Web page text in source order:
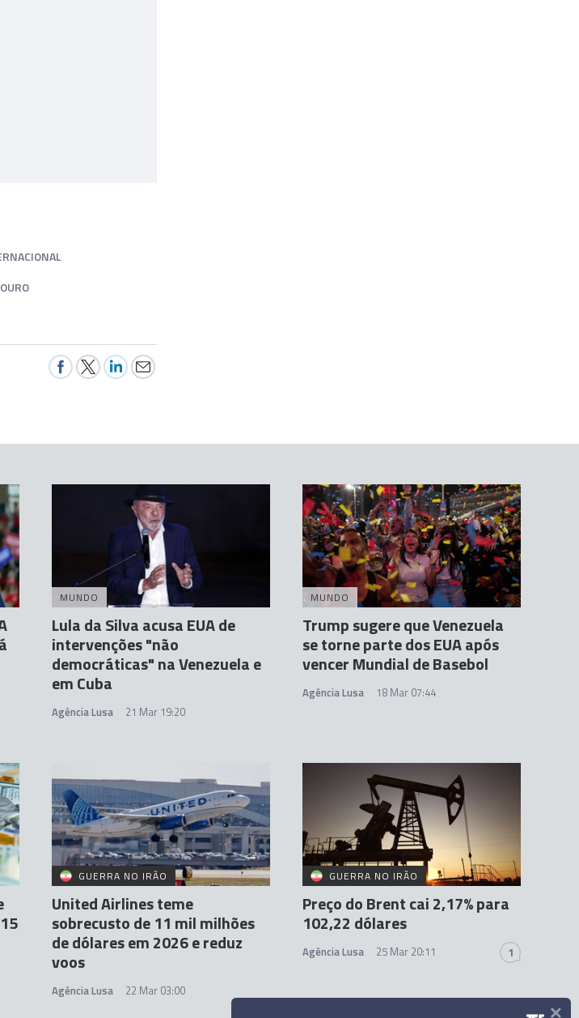
MUNDO
Lula da Silva acusa EUA de
intervenções "não
democráticas" na Venezuela e
em Cuba
Agência Lusa 21 Mar 19:20
MUNDO
Trump sugere que Venezuela
se torne parte dos EUA após
vencer Mundial de Basebol
Agência Lusa 18 Mar 07:44
GUERRA NO IRÃO
United Airlines teme
sobrecusto de 11 mil milhões
de dólares em 2026 e reduz
voos
Agência Lusa 22 Mar 03:00
GUERRA NO IRÃO
Preço do Brent cai 2,17% para
102,22 dólares
Agência Lusa 25 Mar 20:11 1
×